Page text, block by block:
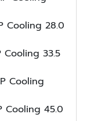
Cooling 28.0
Cooling 33.5
Cooling
Cooling 45.0